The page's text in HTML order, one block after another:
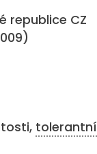
republice CZ
tolerantní